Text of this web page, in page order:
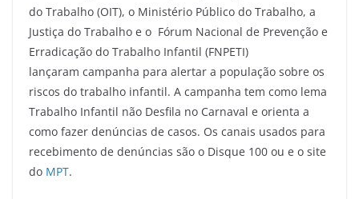
do Trabalho (OIT), o Ministério Público do Trabalho, a
Justiça do Trabalho e o Fórum Nacional de Prevenção e
Erradicação do Trabalho Infantil (FNPETI)
lançaram campanha para alertar a população sobre os
riscos do trabalho infantil. A campanha tem como lema
Trabalho Infantil não Desfila no Carnaval e orienta a
como fazer denúncias de casos. Os canais usados para
recebimento de denúncias são o Disque 100 ou e o site
do MPT.